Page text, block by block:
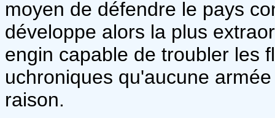
moyen de défendre le pays
développe alors la plus
engin capable de troubler les
uchroniques qu'aucune
raison.